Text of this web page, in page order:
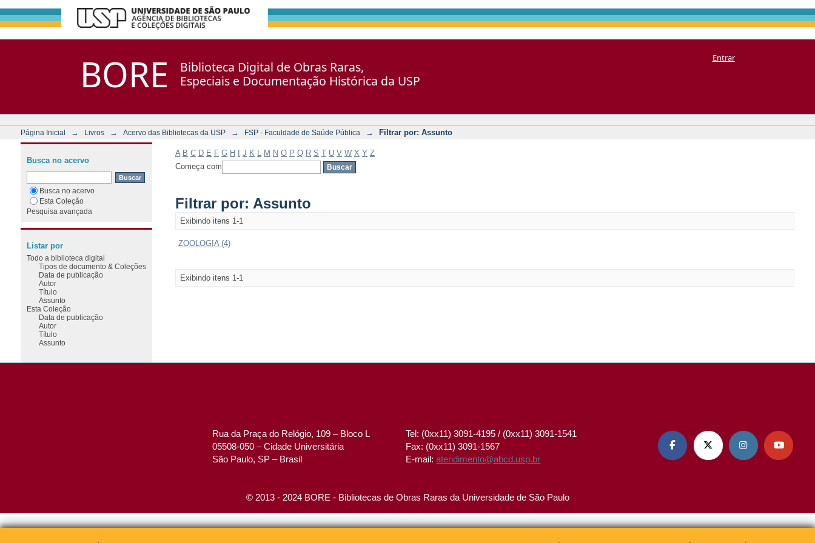
BORE
Biblioteca Digital de Obras Raras,
Especiais e Documentação Histórica da USP
Entrar
Página Inicial → Livros → Acervo das Bibliotecas da USP → FSP - Faculdade de Saúde Pública → Filtrar por: Assunto
A B C D E F G H J K M N O P Q R S T U V W X Y Z
Começa com
Filtrar por: Assunto
Exibindo itens 1-1
ZOOLOGIA (4)
Exibindo itens 1-1
Busca no acervo
Busca no acervo
Esta Coleção
Pesquisa avançada
Listar por
Todo a biblioteca digital
Tipos de documento & Coleções
Data de publicação
Autor
Título
Assunto
Esta Coleção
Data de publicação
Autor
Título
Assunto
Rua da Praça do Relógio, 109 – Bloco L
05508-050 – Cidade Universitária
São Paulo, SP – Brasil
Tel: (0xx11) 3091-4195 / (0xx11) 3091-1541
Fax: (0xx11) 3091-1567
E-mail:atendimento@abcd.usp.br
   
© 2013 - 2024 BORE - Bibliotecas de Obras Raras da Universidade de São Paulo